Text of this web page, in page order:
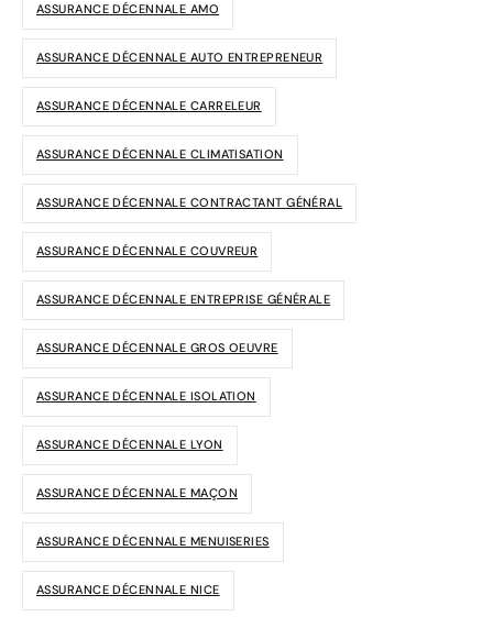
ASSURANCE DÉCENNALE AMO
ASSURANCE DÉCENNALE AUTO ENTREPRENEUR
ASSURANCE DÉCENNALE CARRELEUR
ASSURANCE DÉCENNALE CLIMATISATION
ASSURANCE DÉCENNALE CONTRACTANT GÉNÉRAL
ASSURANCE DÉCENNALE COUVREUR
ASSURANCE DÉCENNALE ENTREPRISE GÉNÉRALE
ASSURANCE DÉCENNALE GROS OEUVRE
ASSURANCE DÉCENNALE ISOLATION
ASSURANCE DÉCENNALE LYON
ASSURANCE DÉCENNALE MAÇON
ASSURANCE DÉCENNALE MENUISERIES
ASSURANCE DÉCENNALE NICE